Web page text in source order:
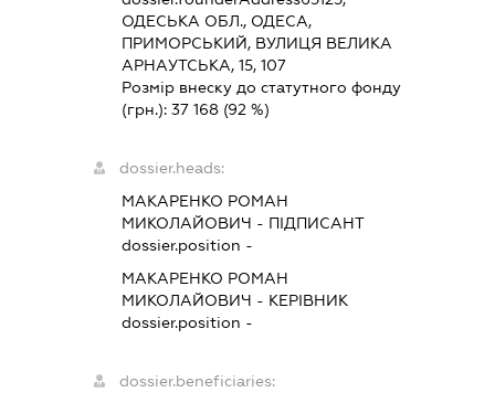
ОДЕСЬКА ОБЛ., ОДЕСА,
ПРИМОРСЬКИЙ, ВУЛИЦЯ ВЕЛИКА
АРНАУТСЬКА, 15, 107
Розмір внеску до статутного фонду
(грн.): 37 168(92 %)
dossier.heads:
МАКАРЕНКО РОМАН
МИКОЛАЙОВИЧ - ПІДПИСАНТ
dossier.position -
МАКАРЕНКО РОМАН
МИКОЛАЙОВИЧ - КЕРІВНИК
dossier.position -
dossier.beneficiaries: